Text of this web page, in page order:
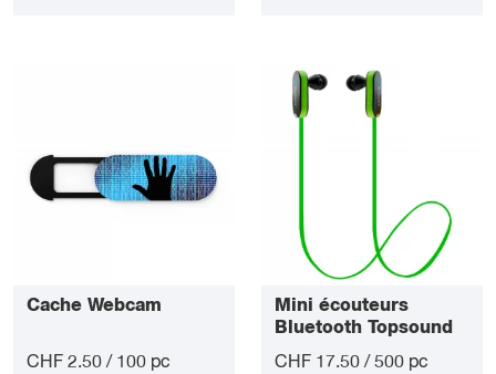
Cache Webcam
CHF 2.50 / 100 pc
Mini écouteurs
Bluetooth Topsound
CHF 17.50 / 500 pc